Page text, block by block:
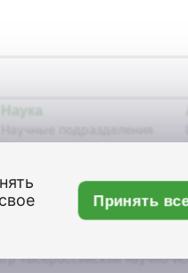
Наука
Научные подразделения
Научные издания
изобретения,
патенты
Генетическая коллекция
подсолнечника
научно-
Принять